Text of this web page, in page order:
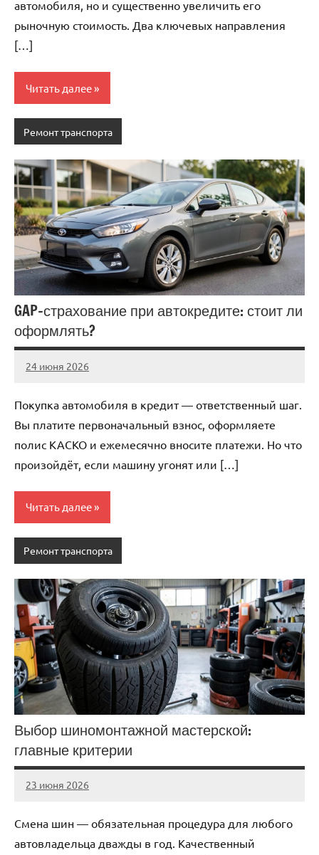
автомобиля, но и существенно увеличить его
рыночную стоимость. Два ключевых направления
[…]
Читать далее
Ремонт транспорта
GAP-страхование при автокредите: стоит ли
оформлять?
24 июня 2026
auto_motorss
Нет
Покупка автомобиля в кредит — ответственный шаг.
Вы платите первоначальный взнос, оформляете
полис КАСКО и ежемесячно вносите платежи. Но что
произойдёт, если машину угонят или […]
Читать далее
Ремонт транспорта
Выбор шиномонтажной мастерской:
главные критерии
23 июня 2026
auto_motorss
Нет
Смена шин — обязательная процедура для любого
автовладельца дважды в год. Качественный